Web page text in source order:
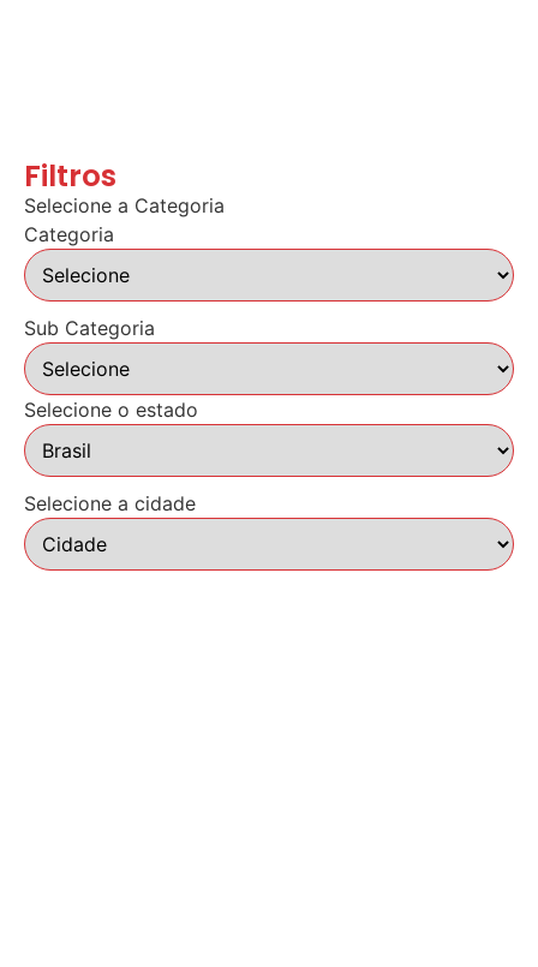
Filtros
Selecione a Categoria
Categoria
Sub Categoria
Selecione o estado
Selecione a cidade